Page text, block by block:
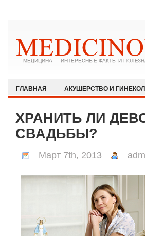
ГЛАВНАЯ АКУШЕРСТВО И
КАРДИОЛОГИЯ
МЕДИЦИНА И
ОФТАЛЬМОЛОГИЯ
РЕВМАТОЛОГИЯ И НЕФРОЛОГИЯ
ХИРУРГИЯ
ЭКСТРЕННАЯ МЕДИЦИНА
ХРАНИТЬ ЛИ
СВАДЬБЫ?
Март 7th, 2013